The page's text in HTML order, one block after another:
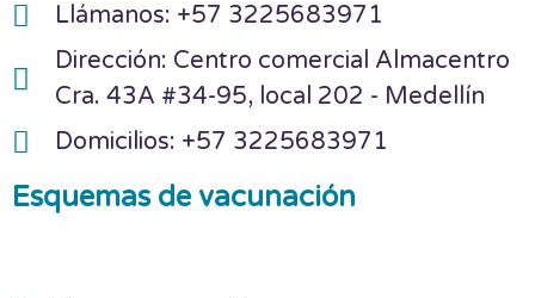
Llámanos: +57 3225683971
Dirección: Centro comercial Almacentro
Cra. 43A #34-95, local 202 - Medellín
Domicilios: +57 3225683971
Esquemas de vacunación